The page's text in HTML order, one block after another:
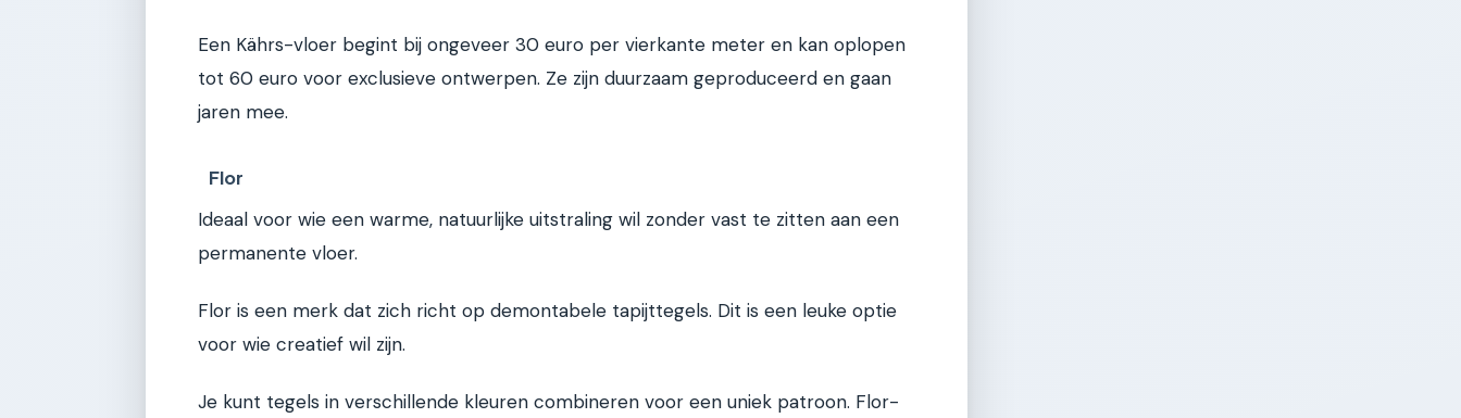
Een Kährs-vloer begint bij ongeveer 30 euro per vierkante meter en kan oplopen
tot 60 euro voor exclusieve ontwerpen. Ze zijn duurzaam geproduceerd en gaan
jaren mee.
Flor
Ideaal voor wie een warme, natuurlijke uitstraling wil zonder vast te zitten aan een
permanente vloer.
Flor is een merk dat zich richt op demontabele tapijttegels. Dit is een leuke optie
voor wie creatief wil zijn.
Je kunt tegels in verschillende kleuren combineren voor een uniek patroon. Flor-